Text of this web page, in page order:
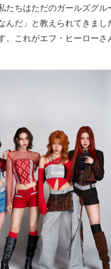
たちはただのガールズグル
んだ」と教えられてきまし
。これがエフ・ヒーローさ